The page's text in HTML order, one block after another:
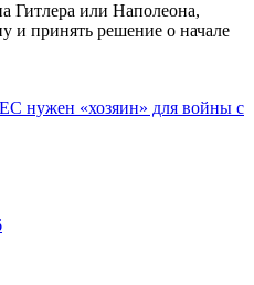
Гитлера или Наполеона,
и принять решение о начале